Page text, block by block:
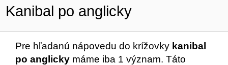
Kanibal po anglicky
Pre hľadanú nápovedu do krížovky kanibal
po anglicky máme iba 1 význam. Táto